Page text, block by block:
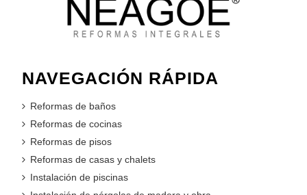
NAVEGACIÓN RÁPIDA
Reformas de baños
Reformas de cocinas
Reformas de pisos
Reformas de casas y chalets
Instalación de piscinas